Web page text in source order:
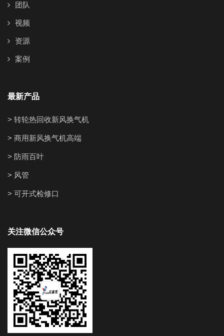
团队
视频
资源
案例
最新产品
> 转轮热回收新风换气机
> 商用新风换气机高端
> 防雨百叶
> 风管
> 可开式检修口
关注微信公众号